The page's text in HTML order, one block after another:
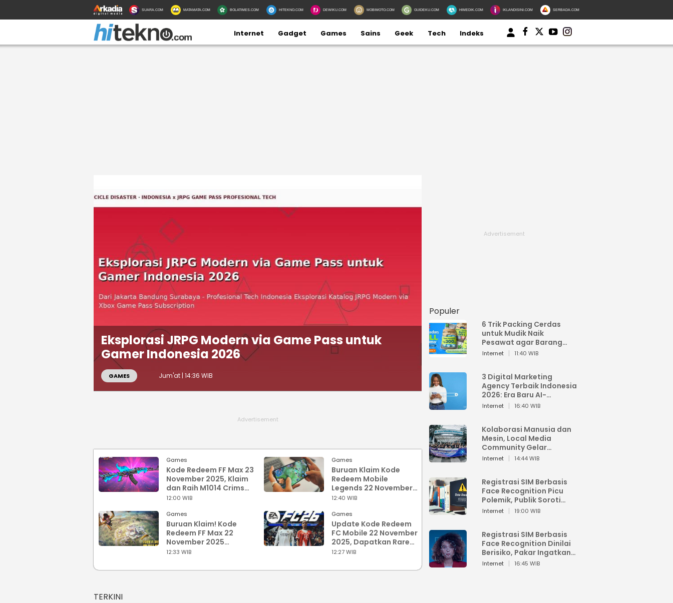
SUARA.COM MATAMATA.COM BOLATIMES.COM HITEKNO.COM DEWIKU.COM MOBIMOTO.COM GUIDEKU.COM HIMEDIK.COM IKLANDISINI.COM SERBADA.COM
Internet Gadget Games Sains Geek Tech Indeks
GAMES
Eksplorasi JRPG Modern via Game Pass untuk
Gamer Indonesia 2026
Jum'at | 14:36 WIB
Games
Kode Redeem FF Max 23
November 2025, Klaim
dan Raih M1014 Crimson
Scorpio
12:00 WIB
Games
Buruan Klaim Kode
Redeem Mobile
Legends 22 November
2025 dan Dapatkan
12:40 WIB
Games
Buruan Klaim! Kode
Redeem FF Max 22
November 2025
dengan Skin Senjata
Outfit Gratis
12:33 WIB
Games
Update Kode Redeem
FC Mobile 22 November
2025, Dapatkan Rare
Items dan Equipment
12:27 WIB
TERKINI
Populer
6 Trik Packing Cerdas
untuk Mudik Naik
Pesawat agar Barang
Tidak Over Bagasi
Internet 11:40 WIB
3 Digital Marketing
Agency Terbaik Indonesia
2026: Era Baru AI-
Powered Marketing
Internet 16:40 WIB
Kolaborasi Manusia dan
Mesin, Local Media
Community Gelar
Workshop Google AI
Internet 14:44 WIB
Registrasi SIM Berbasis
Face Recognition Picu
Polemik, Publik Soroti
Risiko Kebocoran Data
Internet 19:00 WIB
Registrasi SIM Berbasis
Face Recognition Dinilai
Berisiko, Pakar Ingatkan
Ancaman Privasi dan
Internet 16:45 WIB